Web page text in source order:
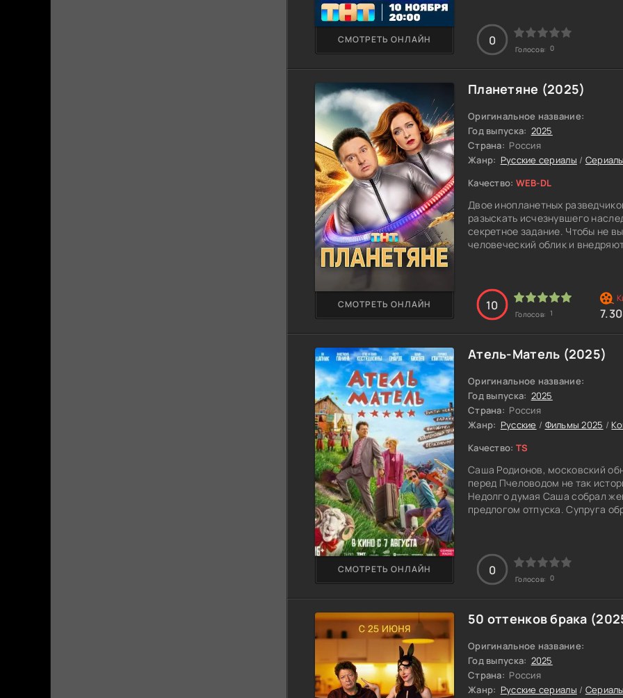
нейросеть, способная
зрительные нервы своего
становится невыносимой
напарника и постоянно лезет
свободное от работы время
Каждое взаимодействие с ней
агрессии. Но постепенно
аспектах его новая подруга
ему невероятное
СМОТРЕТЬ ОНЛАЙН 0
Голосов: 0
Планетяне (2025)
Оригинальное название:
Год выпуска: 2025
Страна: Россия
Жанр: Русские сериалы /
Качество: WEB-DL
Двое инопланетных
разыскать исчезнувшего
секретное задание. Чтобы не
человеческий облик и
офисная работа, встречи с
даётся тяжело — поведение
непредсказуемыми, а
пребывания среди людей
человеческий уклад.
Особенно Антона всё сильнее
искренность, спонтанность и
какой-то момент он начинает
домой…
СМОТРЕТЬ ОНЛАЙН 10
Голосов: 1
Атель-Матель (2025)
Оригинальное название:
Год выпуска: 2025
Страна: Россия
Жанр: Русские / Фильмы 2025 /
Качество: TS
Саша Родионов, московский
перед Пчеловодом не так
Недолго думая Саша собрал
предлогом отпуска. Супруга
новой обстановкой, уже
не только в условиях, ведь
в их ауле. Пчеловод явно не из
Александр думал, что главное
нужно еще и не привлекать
свою очередь друзьям, и
Саша нервничал, но виду не
хозяина, хотя внутри все
СМОТРЕТЬ ОНЛАЙН 0
Голосов: 0
50 оттенков брака
Оригинальное название:
Год выпуска: 2025
Страна: Россия
Жанр: Русские сериалы /